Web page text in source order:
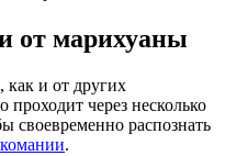
от марихуаны
как и от других
через несколько
своевременно распознать
.